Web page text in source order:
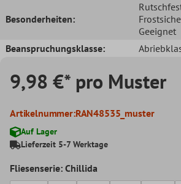
Besonderheiten:
Geeignet
Beanspruchungsklasse:
9,98 €* pro Muster
Artikelnummer:RAN48535_muster
Auf Lager
Lieferzeit 5-7 Werktage
Fliesenserie: Chillida